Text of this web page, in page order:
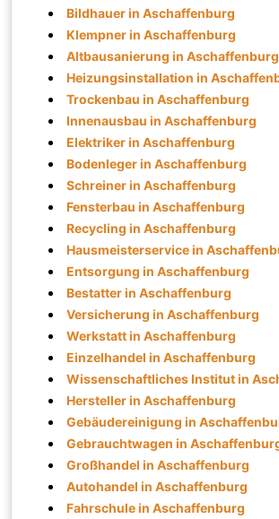
Bildhauer in Aschaffenburg
Klempner in Aschaffenburg
Altbausanierung in Aschaffenburg
Heizungsinstallation in
Trockenbau in Aschaffenburg
Innenausbau in Aschaffenburg
Elektriker in Aschaffenburg
Bodenleger in Aschaffenburg
Schreiner in Aschaffenburg
Fensterbau in Aschaffenburg
Recycling in Aschaffenburg
Hausmeisterservice in
Entsorgung in Aschaffenburg
Bestatter in Aschaffenburg
Versicherung in Aschaffenburg
Werkstatt in Aschaffenburg
Einzelhandel in Aschaffenburg
Wissenschaftliches Institut in
Hersteller in Aschaffenburg
Gebäudereinigung in
Gebrauchtwagen in
Großhandel in Aschaffenburg
Autohandel in Aschaffenburg
Fahrschule in Aschaffenburg